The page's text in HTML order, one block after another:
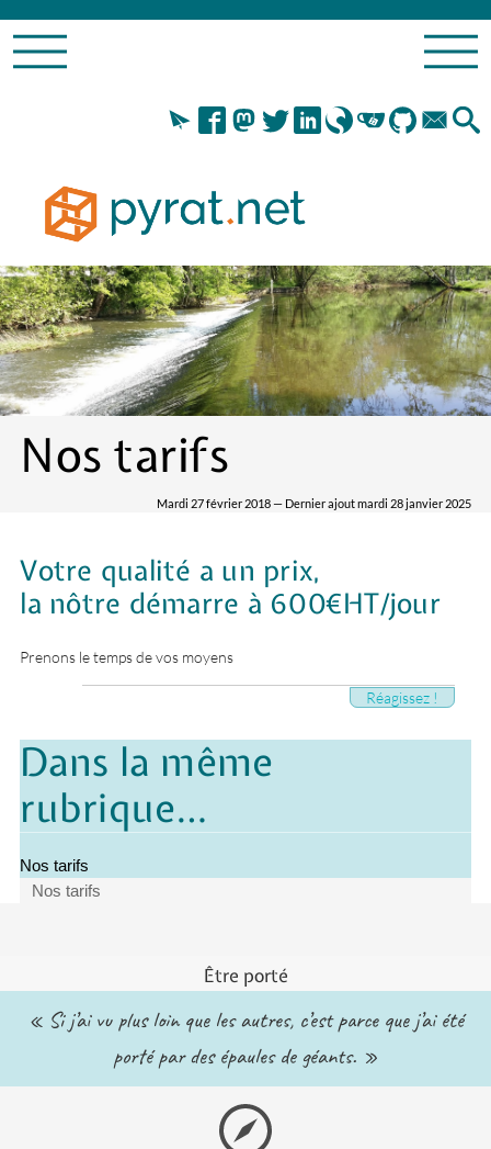
Nos tarifs
Mardi 27 février 2018 — Dernier ajout mardi 28 janvier 2025
Votre qualité a un prix,
la nôtre démarre à 600€HT/jour
Prenons le temps de vos moyens
Réagissez !
Dans la même
rubrique…
Nos tarifs
Nos tarifs
Être porté
« Si j’ai vu plus loin que les autres, c’est parce que j’ai été
porté par des épaules de géants. »